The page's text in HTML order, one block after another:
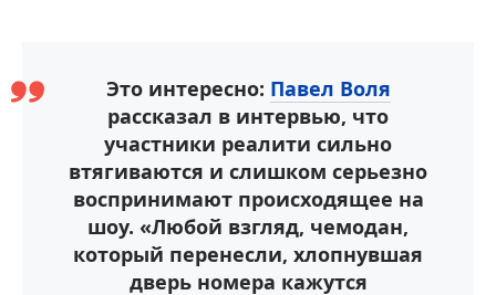
Это интересно: Павел Воля
рассказал в интервью, что
участники реалити сильно
втягиваются и слишком серьезно
воспринимают происходящее на
шоу. «Любой взгляд, чемодан,
который перенесли, хлопнувшая
дверь номера кажутся